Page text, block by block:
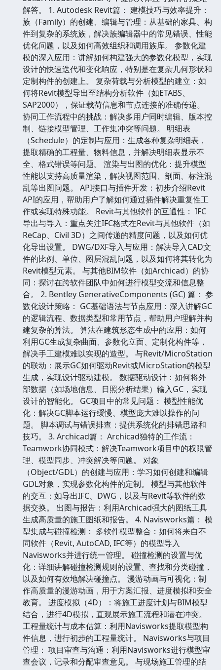
解答。 1. Autodesk Revit篇： 建模技巧与效率提升：
族（Family）的创建、编辑与管理：从基础的家具、构
件到复杂的系统族，解决族编辑器中的常见错误、性能
优化问题，以及如何高效组织和调用族库。 参数化建
模的深入应用：讲解如何构建强大的参数化模型，实现
设计的快速迭代和变化响应，特别是在复杂几何形状和
定制构件的创建上。 复杂荷载与分析模型的建立：如
何将Revit模型导出至结构分析软件（如ETABS、
SAP2000），保证载荷信息和节点连接的准确传递。
协同工作流程中的挑战：解决多用户同时编辑、版本控
制、链接模型管理、工作集冲突等问题。 明细表
（Schedule）的定制与应用：生成各种复杂明细表，
提取精确的工程量、物料信息，并解决明细表显示不
全、格式错误等问题。 渲染与出图的优化：提升模型
性能以支持高质量渲染，解决视图范围、剖面、标注混
乱等出图问题。 API接口与插件开发：初步介绍Revit
API的应用，帮助用户了解如何通过插件解决重复性工
作或实现特殊功能。 Revit与其他软件的互通性： IFC
导出与导入：重点关注IFC格式在Revit与其他软件（如
ReCap、Civil 3D）之间传递的精度问题，以及如何优
化导出设置。 DWG/DXF导入与应用：解决导入CAD文
件的比例、单位、图层混乱问题，以及如何将其转化为
Revit模型元素。 与其他BIM软件（如Archicad）的协
同：探讨在跨软件团队中如何进行模型交流和信息整
合。 2. Bentley GenerativeComponents (GC) 篇： 参
数化设计策略： GC基础语法与节点应用：深入讲解GC
的逻辑流程、数据类型和常用节点，帮助用户理解并构
建复杂的算法。 算法在建筑形态生成中的应用：如何
利用GC生成复杂曲面、参数化立面、定制化构件等，
解决手工建模难以实现的造型。 与Revit/MicroStation
的联动：展示GC如何驱动Revit或MicroStation的模型
生成，实现设计驱动建模。 数据驱动设计：如何将外
部数据（如场地信息、日照分析结果）输入GC，实现
设计的智能化。 GC项目中的常见问题： 模型性能优
化：解决GC脚本运行缓慢、模型庞大难以操作的问
题。 脚本调试与错误排查：提供系统化的排错思路和
技巧。 3. Archicad篇： Archicad独特的工作流：
Teamwork协同模式：解决Teamwork项目中的权限管
理、模型同步、冲突解决等问题。 对象
（Object/GDL）的创建与应用：学习如何创建和编辑
GDL对象，实现参数化构件的定制。 模型与其他软件
的交互：如导出IFC、DWG，以及与Revit等软件的数
据交换。 出图与报告：利用Archicad强大的图纸工具
生成高质量的施工图纸和报告。 4. Navisworks篇： 模
型集成与碰撞检测： 多软件模型整合：如何将来自不
同软件（Revit, AutoCAD, IFC等）的模型导入
Navisworks并进行统一管理。 碰撞检测的设置与优
化：详细讲解碰撞检测规则的设置、查找和分类碰撞，
以及如何有效地解决碰撞点。 漫游动画与可视化：制
作高质量的漫游动画，用于方案汇报、进度模拟和安全
教育。 进度模拟（4D）：将施工进度计划与BIM模型
结合，进行4D模拟，直观展示施工流程和潜在冲突。
工程量统计与成本估算：利用Navisworks提取模型构
件信息，进行初步的工程量统计。 Navisworks与项目
管理： 项目审查与沟通：利用Navisworks进行模型审
查会议，记录和分配审查意见。 与现场施工管理的结